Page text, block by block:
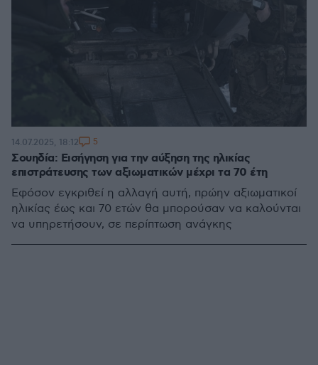
Σουηδία: Εισήγηση για την αύξηση της ηλικίας
επιστράτευσης των αξιωματικών μέχρι τα 70 έτη
Εφόσον εγκριθεί η αλλαγή αυτή, πρώην αξιωματικοί
ηλικίας έως και 70 ετών θα μπορούσαν να καλούνται
να υπηρετήσουν, σε περίπτωση ανάγκης
14.07.2025, 18:12 5